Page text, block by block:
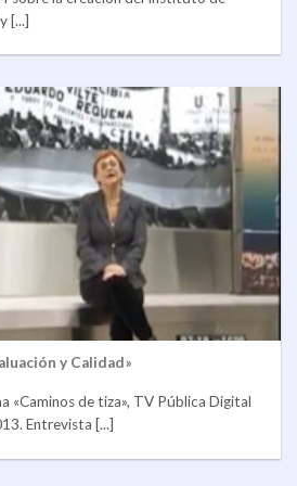
[...]
y Calidad»
«Caminos de tiza», TV Pública Digital
Entrevista [...]